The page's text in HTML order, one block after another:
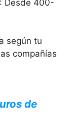
: Desde 400-
según tu
compañías
de